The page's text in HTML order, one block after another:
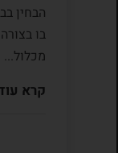
הבחין
בו
מכלול...
קרא